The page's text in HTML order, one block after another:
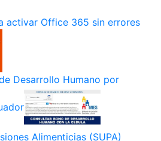
activar Office 365 sin errores
Desarrollo Humano por
Alimenticias (SUPA)